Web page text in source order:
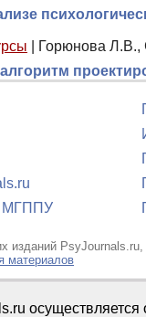
Горюнова
МГППУ
изданий
материалов
СМИЭл № ФС77-